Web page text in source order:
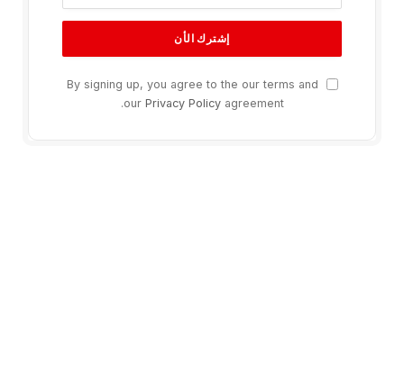
By signing up, you agree to the our terms and
our Privacy Policyagreement.